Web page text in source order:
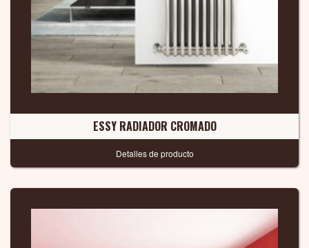
ESSY RADIADOR CROMADO
Detalles de producto